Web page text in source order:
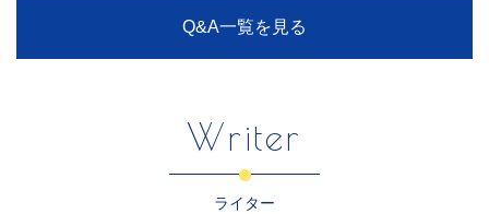
Q&A一覧を見る
Writer
ライター